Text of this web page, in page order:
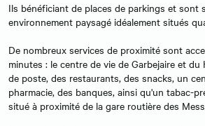
Ils bénéficiant de places de parkings et sont
environnement paysagé idéalement situés
De nombreux services de proximité sont
minutes : le centre de vie de Garbejaire et
de poste, des restaurants, des snacks, un
pharmacie, des banques, ainsi qu'un tabac-
situé à proximité de la gare routière des